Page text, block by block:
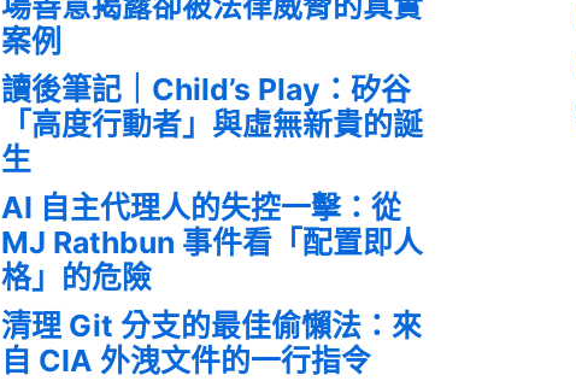
案例
讀後筆記｜Child’s Play：矽谷
「高度行動者」與虛無新貴的誕
生
AI 自主代理人的失控一擊：從
MJ Rathbun 事件看「配置即人
格」的危險
清理 Git 分支的最佳偷懶法：來
自 CIA 外洩文件的一行指令